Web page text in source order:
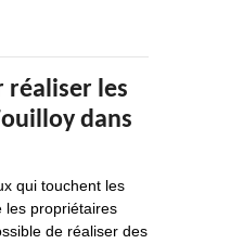
réaliser les
dans
qui touchent les
les propriétaires
de réaliser des